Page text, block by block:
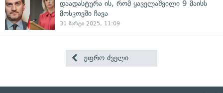
დაადასტურა ის, რომ ყაველაშვილი 9 მაისს
მოსკოვში ჩავა
31 მარტი 2025, 11:09
უფრო ძველი